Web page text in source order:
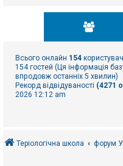
Всього онлайн 154
154 гостей (Ця інформація
впродовж останніх 5 хвилин)
Рекорд відвідуваності (4271
2026 12:12 am
Теріологічна школа форум